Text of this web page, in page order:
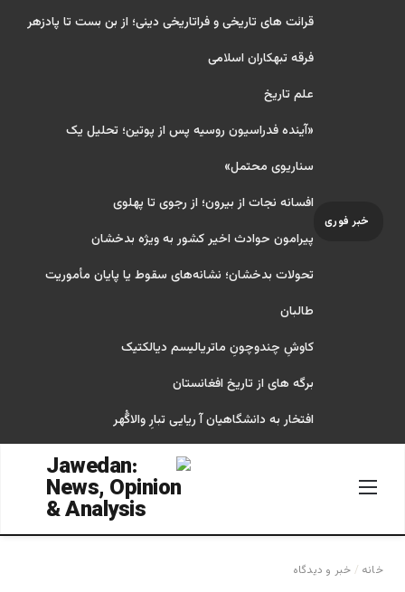
خبر فوری
قرائت های تاریخی و فراتاریخی دینی؛ از بن بست تا پادزهر
فرقه تبهکاران اسلامی
علم تاریخ
«آینده فدراسیون روسیه پس از پوتین؛ تحلیل یک
سناریوی محتمل»
افسانه نجات از بیرون؛ از رجوی تا پهلوی
پیرامون حوادث اخیر کشور به ویژه بدخشان
تحولات بدخشان؛ نشانه‌های سقوط یا پایان مأموریت
طالبان
کاوشِ چندو‌چونِ ماتریالیسم دیالکتیک
برگه های از تاریخ افغانستان
افتخار به دانشگاهیان آ ریایی تبارِ والاگُهر
خانه / خبر و دیدگاه